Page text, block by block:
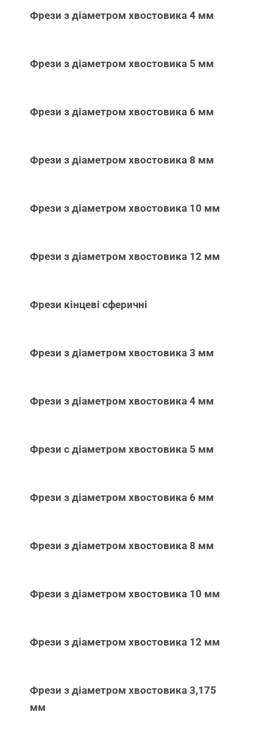
Фрези з діаметром хвостовика 4 мм
Фрези з діаметром хвостовика 5 мм
Фрези з діаметром хвостовика 6 мм
Фрези з діаметром хвостовика 8 мм
Фрези з діаметром хвостовика 10 мм
Фрези з діаметром хвостовика 12 мм
Фрези кінцеві сферичні
Фрези з діаметром хвостовика 3 мм
Фрези з діаметром хвостовика 4 мм
Фрези с діаметром хвостовика 5 мм
Фрези з діаметром хвостовика 6 мм
Фрези з діаметром хвостовика 8 мм
Фрези з діаметром хвостовика 10 мм
Фрези з діаметром хвостовика 12 мм
Фрези з діаметром хвостовика 3,175
мм